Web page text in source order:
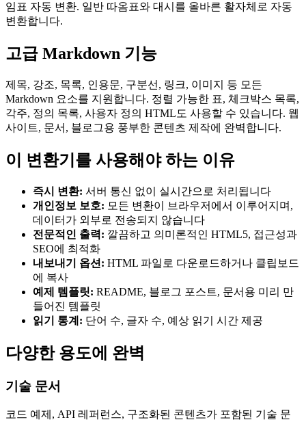
임표 자동 변환. 일반 따옴표와 대시를 올바른 활자체로 자동
변환합니다.
고급 Markdown 기능
제목, 강조, 목록, 인용문, 구분선, 링크, 이미지 등 모든
Markdown 요소를 지원합니다. 정렬 가능한 표, 체크박스 목록,
각주, 정의 목록, 사용자 정의 HTML도 사용할 수 있습니다. 웹
사이트, 문서, 블로그용 풍부한 콘텐츠 제작에 완벽합니다.
이 변환기를 사용해야 하는 이유
즉시 변환: 서버 통신 없이 실시간으로 처리됩니다
개인정보 보호: 모든 변환이 브라우저에서 이루어지며,
데이터가 외부로 전송되지 않습니다
전문적인 출력: 깔끔하고 의미론적인 HTML5, 접근성과
SEO에 최적화
내보내기 옵션: HTML 파일로 다운로드하거나 클립보드
에 복사
예제 템플릿: README, 블로그 포스트, 문서용 미리 만
들어진 템플릿
읽기 통계: 단어 수, 글자 수, 예상 읽기 시간 제공
다양한 용도에 완벽
기술 문서
코드 예제, API 레퍼런스, 구조화된 콘텐츠가 포함된 기술 문